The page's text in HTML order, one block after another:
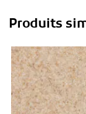
Produits